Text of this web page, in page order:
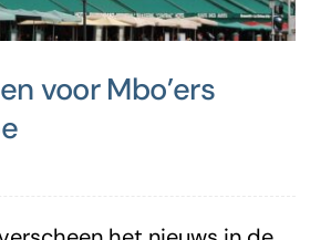
voor Mbo’ers